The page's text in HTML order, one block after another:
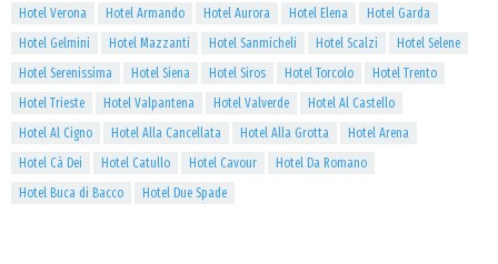
Hotel Verona
Hotel Armando Hotel Aurora Hotel Elena
Hotel Garda
Hotel Gelmini
Hotel Mazzanti Hotel Sanmicheli Hotel Scalzi
Hotel Selene
Hotel Serenissima
Hotel Siena Hotel Siros Hotel Torcolo
Hotel Trento
Hotel Trieste
Hotel Valpantena Hotel Valverde
Hotel Al Castello
Hotel Al Cigno
Hotel Alla Cancellata Hotel Alla Grotta
Hotel Arena
Hotel Cà Dei
Hotel Catullo Hotel Cavour
Hotel Da Romano
Hotel Buca di Bacco
Hotel Due Spade